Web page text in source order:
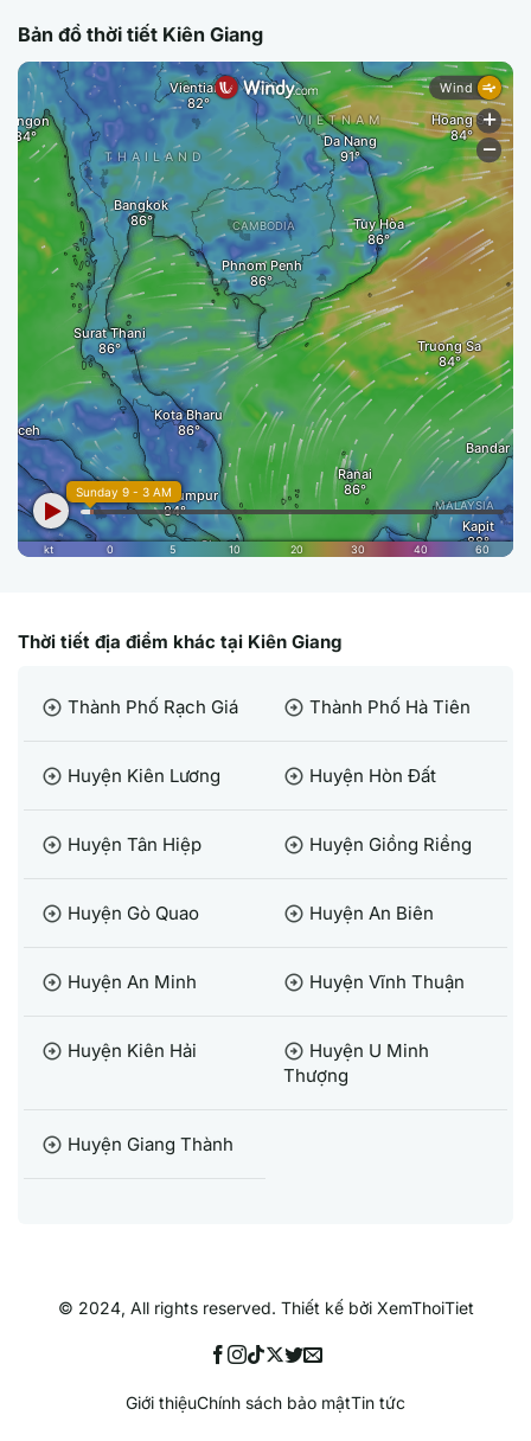
Bản đồ thời tiết Kiên Giang
Thời tiết địa điểm khác tại Kiên Giang
arrow_circle_right Thành Phố Rạch Giá arrow_circle_right Thành Phố Hà Tiên
arrow_circle_right Huyện Kiên Lương arrow_circle_right Huyện Hòn Đất
arrow_circle_right Huyện Tân Hiệp arrow_circle_right Huyện Giồng Riềng
arrow_circle_right Huyện Gò Quao arrow_circle_right Huyện An Biên
arrow_circle_right Huyện An Minh arrow_circle_right Huyện Vĩnh Thuận
arrow_circle_right Huyện Kiên Hải arrow_circle_right Huyện U Minh
Thượng
arrow_circle_right Huyện Giang Thành
© 2024, All rights reserved. Thiết kế bởi XemThoiTiet
Giới thiệuChính sách bảo mậtTin tức